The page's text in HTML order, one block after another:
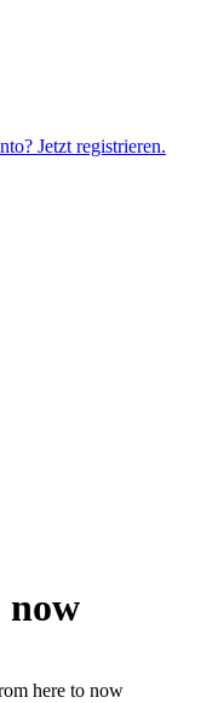
Jetzt registrieren.
now
here to now